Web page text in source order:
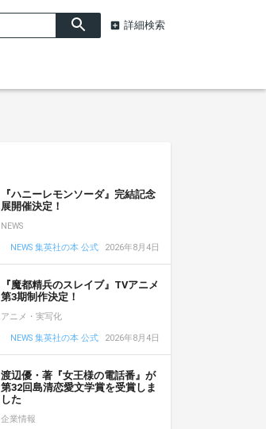
詳細検索
『ハニーレモンソーダ』完結記念
展開催決定！
NEWS
NEWS 集英社の本 公式 2026年8月4日
『魔都精兵のスレイブ』TVアニメ
第3期制作決定！
アニメ・実写化
NEWS 集英社の本 公式 2026年8月4日
渡辺優・著『女王様の電話番』が
第32回島清恋愛文学賞を受賞しま
した
企業情報